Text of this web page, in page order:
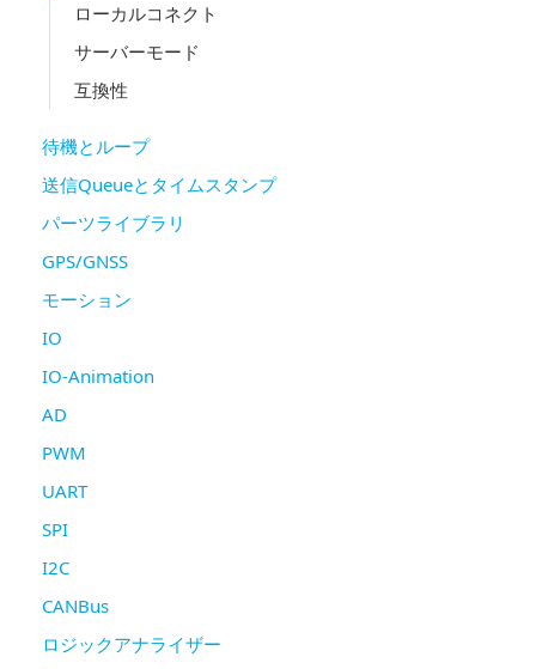
ローカルコネクト
サーバーモード
互換性
待機とループ
送信Queueとタイムスタンプ
パーツライブラリ
GPS/GNSS
モーション
IO
IO-Animation
AD
PWM
UART
SPI
I2C
CANBus
ロジックアナライザー